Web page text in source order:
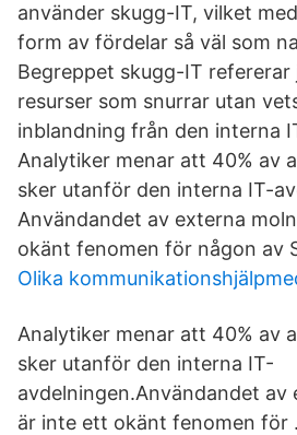
använder skugg-IT, vilket
form av fördelar så väl som
Begreppet skugg-IT
resurser som snurrar utan
inblandning från den interna
Analytiker menar att 40% av
sker utanför den interna IT-
Användandet av externa
okänt fenomen för någon av
Olika
Analytiker menar att 40% av
sker utanför den interna IT-
avdelningen.Användandet av
är inte ett okänt fenomen för